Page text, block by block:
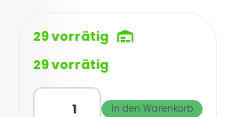
29 vorrätig
29 vorrätig
HQ
In den Warenkorb